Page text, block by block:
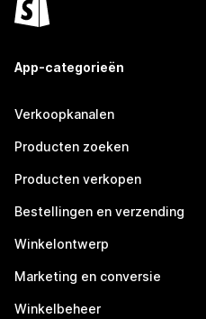
App-categorieën
Verkoopkanalen
Producten zoeken
Producten verkopen
Bestellingen en verzending
Winkelontwerp
Marketing en conversie
Winkelbeheer